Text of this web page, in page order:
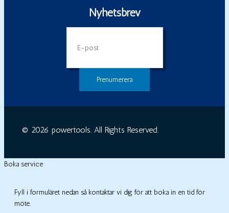
Nyhetsbrev
© 2026 powertools. All Rights Reserved.
Boka service
Fyll i formuläret nedan så kontaktar vi dig för att boka in en tid för
möte.